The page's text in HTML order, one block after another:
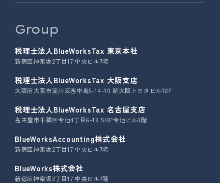
Group
税理士法人BlueWorksTax 東京本社
新宿区神楽坂2丁目17 中央ビル7階
税理士法人BlueWorksTax 大阪支店
大阪府大阪市淀川区西中島5-14-10 新大阪トヨタビル10F
税理士法人BlueWorksTax 名古屋支店
名古屋市千種区今池4丁目6-18 SBP今池ビル3階
BlueWorksAccounting株式会社
新宿区神楽坂2丁目17 中央ビル7階
BlueWorks株式会社
新宿区神楽坂2丁目17 中央ビル7階